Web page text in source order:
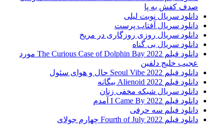
صدف کفش به پا
دانلود سریال نوبت لیلی
دانلود سریال آفتاب پرست
دانلود سریال روزی روزگاری در مریخ
دانلود سریال بی گناه
دانلود فیلم The Curious Case of Dolphin Bay 2022 مورد
عجیب خلیج دلفین
دانلود فیلم Seoul Vibe 2022 حال و هوای سئول
دانلود فیلم Alienoid 2022 بیگانه
دانلود سریال شبکه مخفی زنان
دانلود فیلم I Came By 2022 آمدم
دانلود فیلم سه حرفی
دانلود فیلم Fourth of July 2022 چهارم جولای